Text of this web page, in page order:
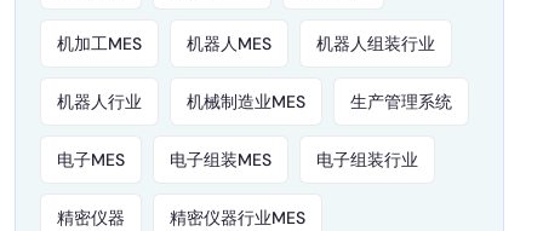
机加工MES 机器人MES 机器人组装行业
机器人行业 机械制造业MES 生产管理系统
电子MES 电子组装MES 电子组装行业
精密仪器 精密仪器行业MES